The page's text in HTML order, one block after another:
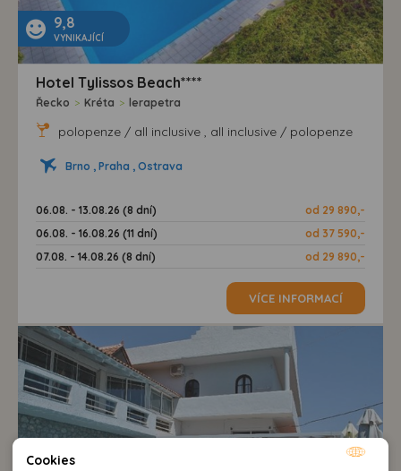
9,8
VYNIKAJÍCÍ
Hotel Tylissos Beach****
Řecko > Kréta > lerapetra
polopenze / all inclusive , all inclusive / polopenze
Brno , Praha , Ostrava
06.08. - 13.08.26 (8 dní)
od 29 890,-
06.08. - 16.08.26 (11 dní)
od 37 590,-
07.08. - 14.08.26 (8 dní)
od 29 890,-
VÍCE INFORMACÍ
Cookies